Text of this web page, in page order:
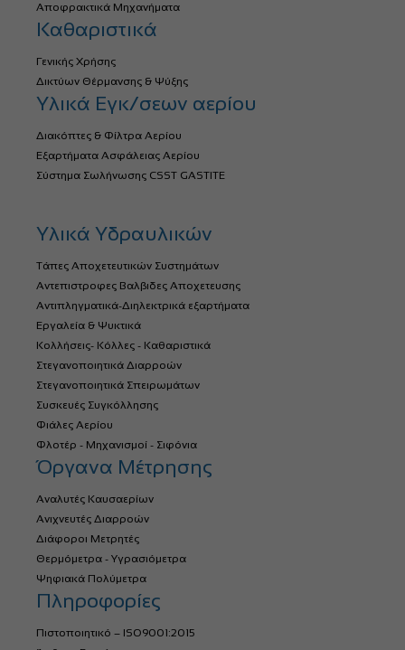
Αποφρακτικά Μηχανήματα
Καθαριστικά
Γενικής Χρήσης
Δικτύων Θέρμανσης & Ψύξης
Υλικά Εγκ/σεων αερίου
Διακόπτες & Φίλτρα Αερίου
Εξαρτήματα Ασφάλειας Αερίου
Σύστημα Σωλήνωσης CSST GASTITE
Υλικά Υδραυλικών
Τάπες Αποχετευτικών Συστημάτων
Αντεπιστροφες Βαλβιδες Αποχετευσης
Αντιπληγματικά-Διηλεκτρικά εξαρτήματα
Εργαλεία & Ψυκτικά
Κολλήσεις- Κόλλες - Καθαριστικά
Στεγανοποιητικά Διαρροών
Στεγανοποιητικά Σπειρωμάτων
Συσκευές Συγκόλλησης
Φιάλες Αερίου
Φλοτέρ - Μηχανισμοί - Σιφόνια
Όργανα Μέτρησης
Αναλυτές Καυσαερίων
Ανιχνευτές Διαρροών
Διάφοροι Μετρητές
Θερμόμετρα - Υγρασιόμετρα
Ψηφιακά Πολύμετρα
Πληροφορίες
Πιστοποιητικό – ISO9001:2015